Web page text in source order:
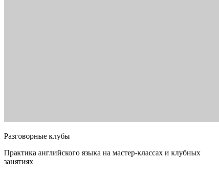
Разговорные клубы
Практика английского языка на мастер-классах и клубных
занятиях